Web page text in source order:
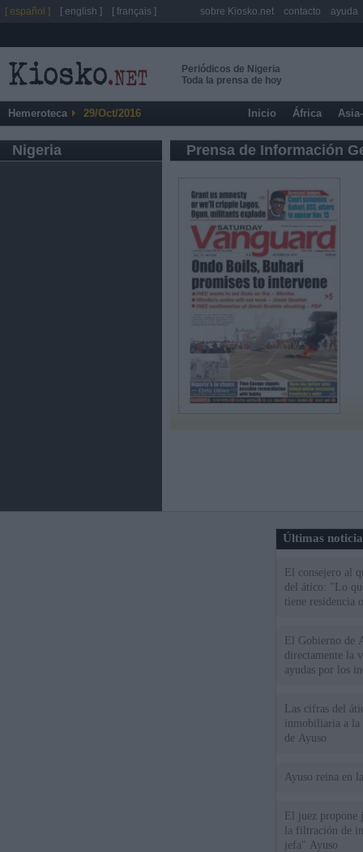
Periódicos de Nigeria
Toda la prensa de hoy
Hemeroteca 29/Oct/2016 Inicio África
Nigeria Prensa de Información
Últimas
El consejero al
del ático: "Lo
tiene residencia
El Gobierno de
directamente la
ayudas por los
Las cifras del
inmobiliaria a la
de Ayuso
Ayuso reina en
El juez propone
la filtración de
jefa" Ayuso
[ español ] [ english ] [ français ] sobre Kiosko.net contacto ayuda